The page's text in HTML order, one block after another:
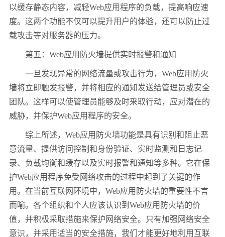
以缓存静态内容，减轻Web应用程序的负载，提高响应速
度。这两个功能不仅可以提升用户的体验，还可以防止过
载攻击等对服务器的压力。
第五：Web应用防火墙提供实时报警和通知
一旦发现异常的网络流量或攻击行为，Web应用防火
墙将立即触发报警，并将相应的通知发送给管理员或安全
团队。这样可以使管理员能够及时采取行动，应对潜在的
威胁，并保护Web应用程序的安全。
综上所述，Web应用防火墙功能是具有识别和阻止恶
意流量、提供访问控制和身份验证、实时监测和日志记
录、负载均衡和缓存以及实时报警和通知等多种。它在保
护Web应用程序免受网络攻击的过程中起到了关键的作
用。在当前互联网环境中，Web应用防火墙的重要性不言
而喻。各个组织和个人应该认识到Web应用防火墙的价
值，并积极采取措施来保护网络安全。只有加强网络安全
意识，并采用适当的安全措施，我们才能更好地利用互联